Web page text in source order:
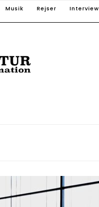
Musik Rejser Interview